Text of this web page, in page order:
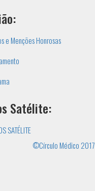
e Menções Honrosas
Satélite:
SATÉLITE
©Círculo Médico 2017